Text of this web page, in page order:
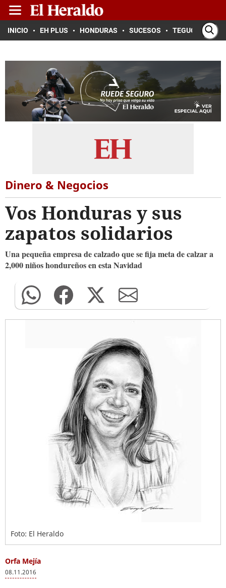
INICIO EH PLUS HONDURAS SUCESOS TEGUCIGALPA
Dinero & Negocios
Vos Honduras y sus
zapatos solidarios
Una pequeña empresa de calzado que se fija meta de calzar a
2,000 niños hondureños en esta Navidad
Foto: El Heraldo
Orfa Mejía
08.11.2016